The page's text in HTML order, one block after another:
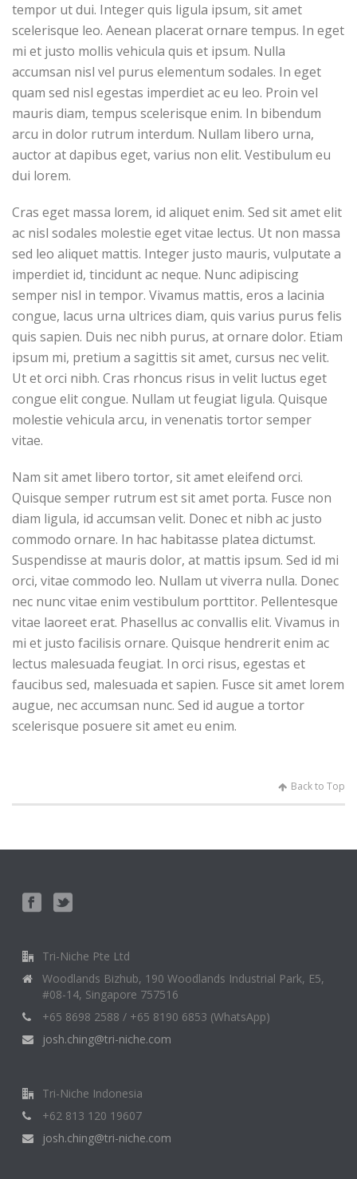
tempor ut dui. Integer quis ligula ipsum, sit amet
scelerisque leo. Aenean placerat ornare tempus. In eget
mi et justo mollis vehicula quis et ipsum. Nulla
accumsan nisl vel purus elementum sodales. In eget
quam sed nisl egestas imperdiet ac eu leo. Proin vel
mauris diam, tempus scelerisque enim. In bibendum
arcu in dolor rutrum interdum. Nullam libero urna,
auctor at dapibus eget, varius non elit. Vestibulum eu
dui lorem.
Cras eget massa lorem, id aliquet enim. Sed sit amet elit
ac nisl sodales molestie eget vitae lectus. Ut non massa
sed leo aliquet mattis. Integer justo mauris, vulputate a
imperdiet id, tincidunt ac neque. Nunc adipiscing
semper nisl in tempor. Vivamus mattis, eros a lacinia
congue, lacus urna ultrices diam, quis varius purus felis
quis sapien. Duis nec nibh purus, at ornare dolor. Etiam
ipsum mi, pretium a sagittis sit amet, cursus nec velit.
Ut et orci nibh. Cras rhoncus risus in velit luctus eget
congue elit congue. Nullam ut feugiat ligula. Quisque
molestie vehicula arcu, in venenatis tortor semper
vitae.
Nam sit amet libero tortor, sit amet eleifend orci.
Quisque semper rutrum est sit amet porta. Fusce non
diam ligula, id accumsan velit. Donec et nibh ac justo
commodo ornare. In hac habitasse platea dictumst.
Suspendisse at mauris dolor, at mattis ipsum. Sed id mi
orci, vitae commodo leo. Nullam ut viverra nulla. Donec
nec nunc vitae enim vestibulum porttitor. Pellentesque
vitae laoreet erat. Phasellus ac convallis elit. Vivamus in
mi et justo facilisis ornare. Quisque hendrerit enim ac
lectus malesuada feugiat. In orci risus, egestas et
faucibus sed, malesuada et sapien. Fusce sit amet lorem
augue, nec accumsan nunc. Sed id augue a tortor
scelerisque posuere sit amet eu enim.
Back to Top
Tri-Niche Pte Ltd
Woodlands Bizhub, 190 Woodlands Industrial Park, E5,
#08-14, Singapore 757516
+65 8698 2588 / +65 8190 6853 (WhatsApp)
josh.ching@tri-niche.com
Tri-Niche Indonesia
+62 813 120 19607
josh.ching@tri-niche.com